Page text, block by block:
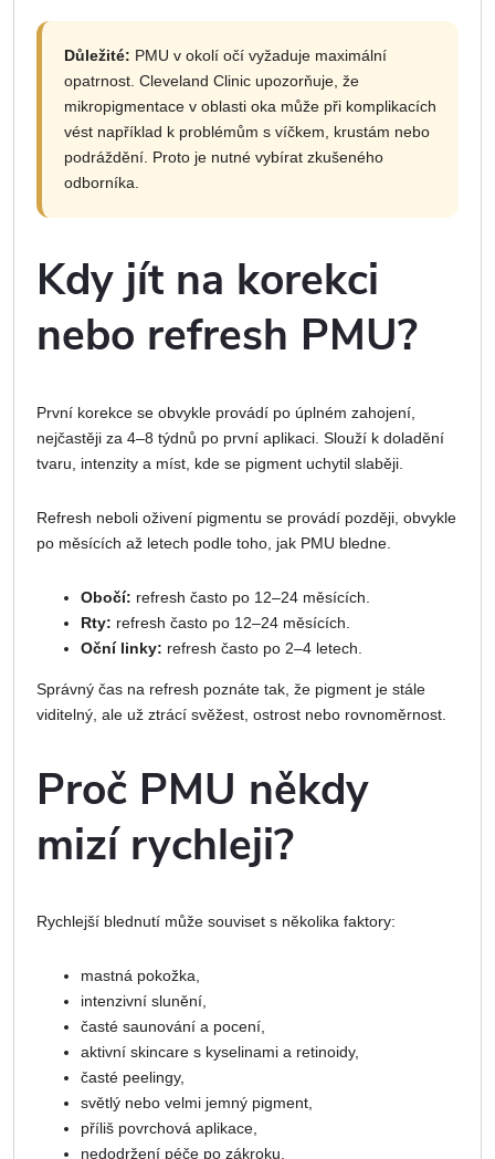
Důležité: PMU v okolí očí vyžaduje maximální
opatrnost. Cleveland Clinic upozorňuje, že
mikropigmentace v oblasti oka může při komplikacích
vést například k problémům s víčkem, krustám nebo
podráždění. Proto je nutné vybírat zkušeného
odborníka.
Kdy jít na korekci
nebo refresh PMU?
První korekce se obvykle provádí po úplném zahojení,
nejčastěji za 4–8 týdnů po první aplikaci. Slouží k doladění
tvaru, intenzity a míst, kde se pigment uchytil slaběji.
Refresh neboli oživení pigmentu se provádí později, obvykle
po měsících až letech podle toho, jak PMU bledne.
Obočí: refresh často po 12–24 měsících.
Rty: refresh často po 12–24 měsících.
Oční linky: refresh často po 2–4 letech.
Správný čas na refresh poznáte tak, že pigment je stále
viditelný, ale už ztrácí svěžest, ostrost nebo rovnoměrnost.
Proč PMU někdy
mizí rychleji?
Rychlejší blednutí může souviset s několika faktory:
mastná pokožka,
intenzivní slunění,
časté saunování a pocení,
aktivní skincare s kyselinami a retinoidy,
časté peelingy,
světlý nebo velmi jemný pigment,
příliš povrchová aplikace,
nedodržení péče po zákroku.